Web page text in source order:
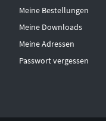
Meine Bestellungen
Meine Downloads
Meine Adressen
Passwort vergessen